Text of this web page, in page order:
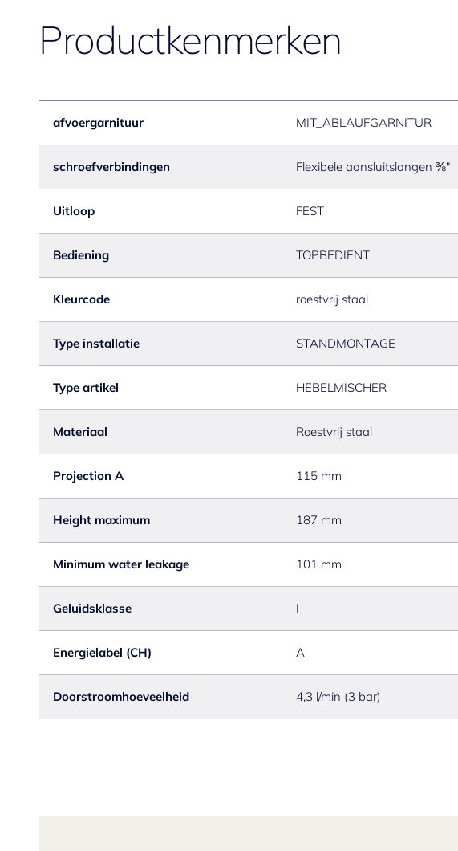
Productkenmerken
afvoergarnituur MIT_ABLAUFGARNITUR
schroefverbindingen Flexibele aansluitslangen ⅜"
Uitloop FEST
Bediening TOPBEDIENT
Kleurcode roestvrij staal
Type installatie STANDMONTAGE
Type artikel HEBELMISCHER
Materiaal Roestvrij staal
Projection A 115 mm
Height maximum 187 mm
Minimum water leakage 101 mm
Geluidsklasse I
Energielabel (CH) A
Doorstroomhoeveelheid 4,3 l/min (3 bar)